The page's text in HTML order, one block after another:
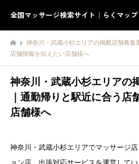
全国マッサージ検索サイト｜らくマップ
神奈川・武蔵小杉エリアの掲載店舗募集
店舗情報を伝えたい店舗様へ
神奈川・武蔵小杉エリアの
｜通勤帰りと駅近に合う店
店舗様へ
神奈川・武蔵小杉エリアでマッサージ